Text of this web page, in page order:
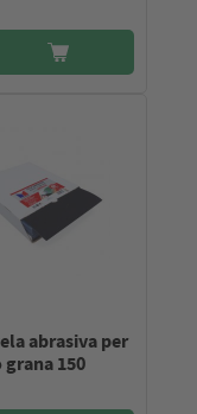
abrasiva per
150